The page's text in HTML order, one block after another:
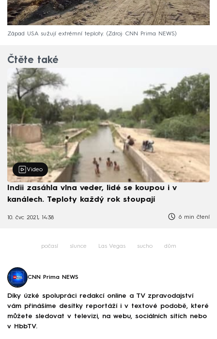
Západ USA sužují extrémní teploty. Zdroj: CNN Prima NEWS
Čtěte také
Video
Indii zasáhla vlna veder, lidé se koupou i v
kanálech. Teploty každý rok stoupají
10. čvc 2021, 14:38 6 min čtení
počasí slunce Las Vegas sucho dům
CNN Prima NEWS
Díky úzké spolupráci redakcí online a TV zpravodajství
vám přinášíme desítky reportáží i v textové podobě, které
můžete sledovat v televizi, na webu, sociálních sítích nebo
v HbbTV.